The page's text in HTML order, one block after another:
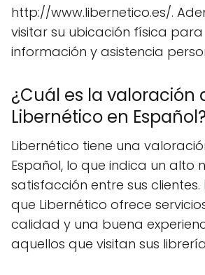
http://www.libernetico.es/.
visitar su ubicación física
información y asistencia
¿Cuál es la valoración
Libernético en
Libernético tiene una
Español, lo que indica un alto
satisfacción entre sus clientes.
que Libernético ofrece
calidad y una buena
aquellos que visitan sus